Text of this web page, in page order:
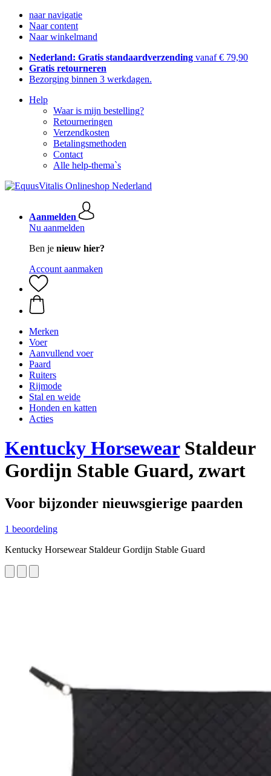
naar navigatie
Naar content
Naar winkelmand
Nederland: Gratis standaardverzending vanaf € 79,90
Gratis retourneren
Bezorging binnen 3 werkdagen.
Help
Waar is mijn bestelling?
Retourneringen
Verzendkosten
Betalingsmethoden
Contact
Alle help-thema`s
Aanmelden
Nu aanmelden
Ben je nieuw hier?
Account aanmaken
Merken
Voer
Aanvullend voer
Paard
Ruiters
Rijmode
Stal en weide
Honden en katten
Acties
Kentucky HorsewearStaldeur
Gordijn Stable Guard, zwart
Voor bijzonder nieuwsgierige paarden
1 beoordeling
Kentucky Horsewear Staldeur Gordijn Stable Guard